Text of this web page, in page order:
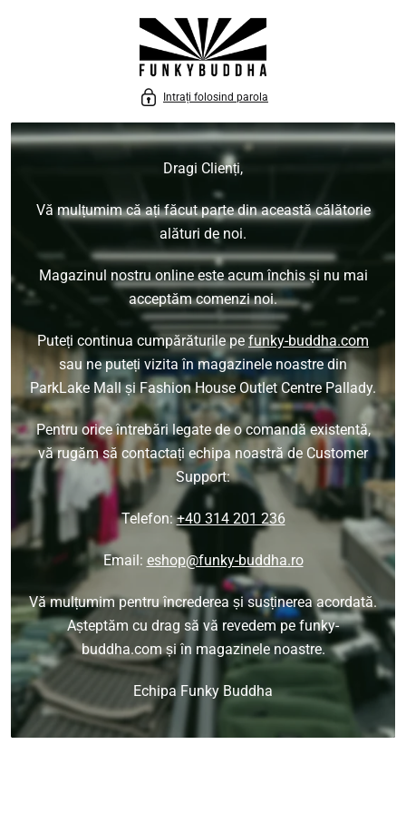
Intrați folosind parola
Dragi Clienți,
Vă mulțumim că ați făcut parte din această călătorie
alături de noi.
Magazinul nostru online este acum închis și nu mai
acceptăm comenzi noi.
Puteți continua cumpărăturile pe funky-buddha.com
sau ne puteți vizita în magazinele noastre din
ParkLake Mall și Fashion House Outlet Centre Pallady.
Pentru orice întrebări legate de o comandă existentă,
vă rugăm să contactați echipa noastră de Customer
Support:
Telefon:+40 314 201 236
Email: eshop@funky-buddha.ro
Vă mulțumim pentru încrederea și susținerea acordată.
Așteptăm cu drag să vă revedem pe funky-
buddha.com și în magazinele noastre.
Echipa Funky Buddha